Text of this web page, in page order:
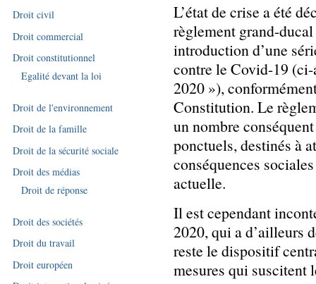
L’état de crise a été
règlement grand-
introduction d’une
contre le Covid-19
2020 »),
Constitution. Le
un nombre
ponctuels, destinés à
conséquences
actuelle.
Il est cependant
2020, qui a d’ailleurs
reste le dispositif
mesures qui suscitent
Droit civil
Droit commercial
Droit constitutionnel
Egalité devant la loi
Droit de l'environnement
Droit de la famille
Droit de la sécurité sociale
Droit des médias
Droit de réponse
Droit des sociétés
Droit du travail
Droit européen